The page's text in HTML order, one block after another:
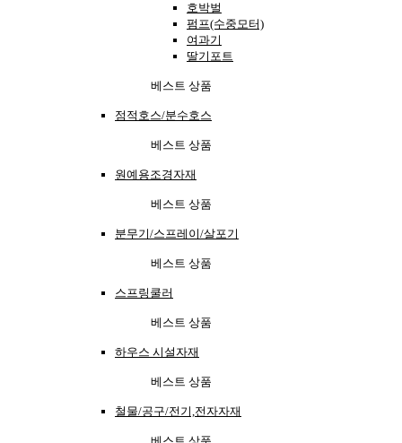
호박벌
펌프(수중모터)
여과기
딸기포트
베스트 상품
점적호스/분수호스
베스트 상품
원예용조경자재
베스트 상품
분무기/스프레이/살포기
베스트 상품
스프링쿨러
베스트 상품
하우스 시설자재
베스트 상품
철물/공구/전기,전자자재